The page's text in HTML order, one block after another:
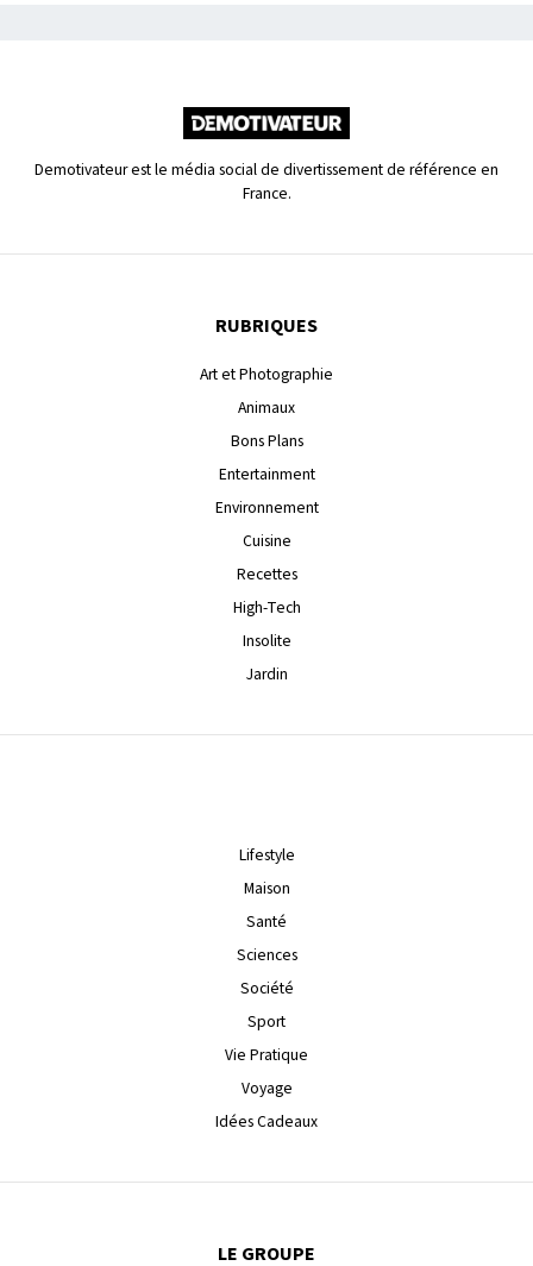
Demotivateur est le média social de divertissement de référence en
France.
RUBRIQUES
Art et Photographie
Animaux
Bons Plans
Entertainment
Environnement
Cuisine
Recettes
High-Tech
Insolite
Jardin
Lifestyle
Maison
Santé
Sciences
Société
Sport
Vie Pratique
Voyage
Idées Cadeaux
LE GROUPE